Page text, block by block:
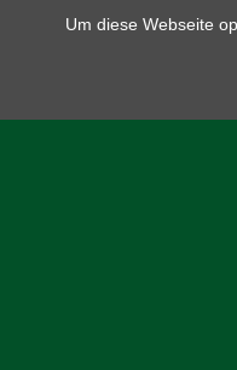
Um diese Webseite